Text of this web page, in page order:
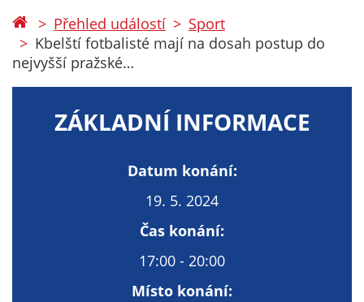
Přehled událostí
Sport
Kbelští fotbalisté mají na dosah postup do
nejvyšší pražské…
ZÁKLADNÍ INFORMACE
Datum konání:
19. 5. 2024
Čas konání:
17:00 - 20:00
Místo konání:
Technické
cookies
cookies jsou
nezbytné pro
fungování